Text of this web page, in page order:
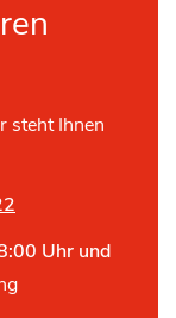
steht Ihnen
Uhr und